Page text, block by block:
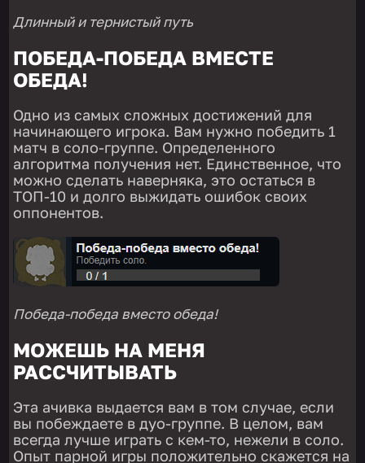
Длинный и тернистый путь
ПОБЕДА-ПОБЕДА ВМЕСТЕ
ОБЕДА!
Одно из самых сложных достижений для
начинающего игрока. Вам нужно победить 1
матч в соло-группе. Определенного
алгоритма получения нет. Единственное, что
можно сделать наверняка, это остаться в
ТОП-10 и долго выжидать ошибок своих
оппонентов.
Победа-победа вместо обеда!
МОЖЕШЬ НА МЕНЯ
РАССЧИТЫВАТЬ
Эта ачивка выдается вам в том случае, если
вы побеждаете в дуо-группе. В целом, вам
всегда лучше играть с кем-то, нежели в соло.
Опыт парной игры положительно скажется на